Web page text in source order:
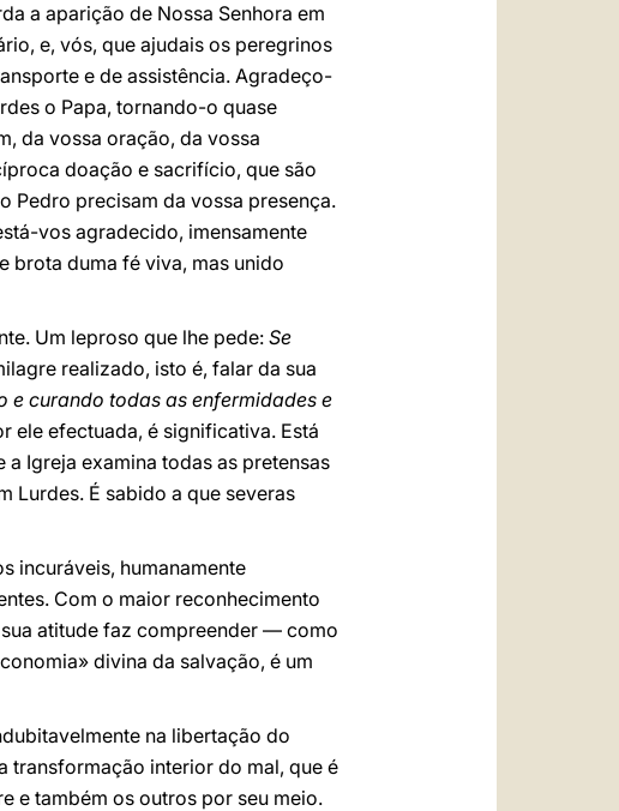
a aparição de Nossa Senhora em
e, vós, que ajudais os peregrinos
e de assistência. Agradeço-
o Papa, tornando-o quase
da vossa oração, da vossa
doação e sacrifício, que são
Pedro precisam da vossa presença.
vos agradecido, imensamente
brota duma fé viva, mas unido
Um leproso que lhe pede: Se
realizado, isto é, falar da sua
e curando todas as enfermidades e
ele efectuada, é significativa. Está
Igreja examina todas as pretensas
Lurdes. É sabido a que severas
incuráveis, humanamente
Com o maior reconhecimento
atitude faz compreender — como
divina da salvação, é um
na libertação do
transformação interior do mal, que é
e também os outros por seu meio.